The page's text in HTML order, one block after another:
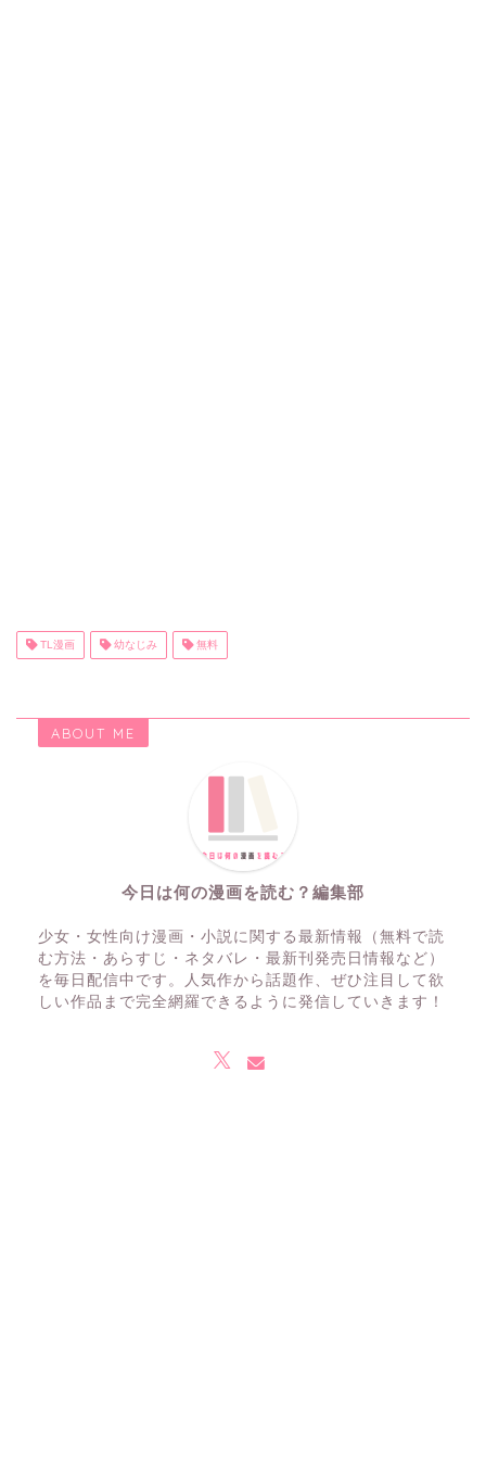
TL漫画 幼なじみ 無料
ABOUT ME
今日は何の漫画を読む？編集部
少女・女性向け漫画・小説に関する最新情報（無料で読
む方法・あらすじ・ネタバレ・最新刊発売日情報など）
を毎日配信中です。人気作から話題作、ぜひ注目して欲
しい作品まで完全網羅できるように発信していきます！